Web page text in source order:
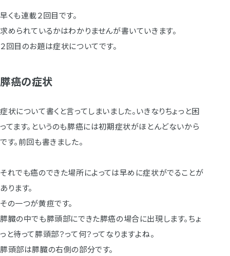
早くも連載２回目です。
求められているかはわかりませんが書いていきます。
２回目のお題は症状についてです。
膵癌の症状
症状について書くと言ってしまいました。いきなりちょっと困
ってます。というのも膵癌には初期症状がほとんどないから
です。前回も書きました。
それでも癌のできた場所によっては早めに症状がでることが
あります。
その一つが黄疸です。
膵臓の中でも膵頭部にできた膵癌の場合に出現します。ちょ
っと待って膵頭部？って何？ってなりますよね。
膵頭部は膵臓の右側の部分です。